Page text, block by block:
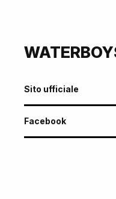
Sito ufficiale
Facebook